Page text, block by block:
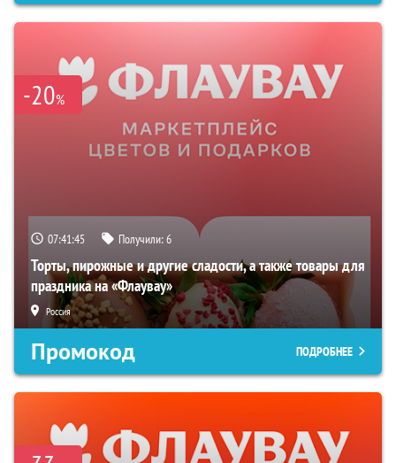
-20%
07:41:44 Получили:6
Торты, пирожные и другие сладости, а также товары для
праздника на «Флаувау»
Россия
Промокод ПОДРОБНЕЕ